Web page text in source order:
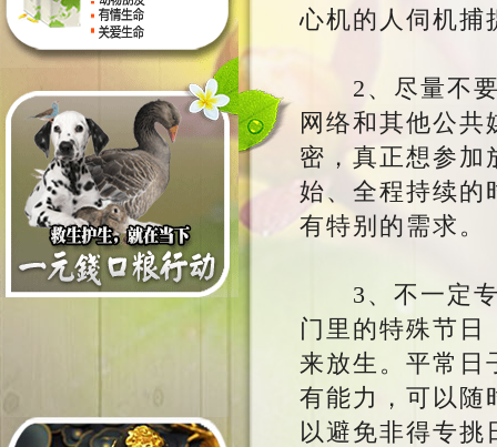
心机的人伺机捕
2、尽量不要
网络和其他公
密，真正想参加
始、全程持续的
有特别的需求。
3、不一定专
门里的特殊节
来放生。平常日
有能力，可以随
以避免非得专挑